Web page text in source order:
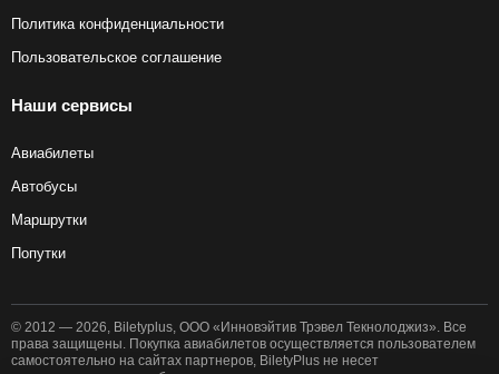
Политика конфиденциальности
Пользовательское соглашение
Наши сервисы
Авиабилеты
Автобусы
Маршрутки
Попутки
© 2012 — 2026, Biletyplus, ООО «Инновэйтив Трэвел Текнолоджиз». Все
права защищены. Покупка авиабилетов осуществляется пользователем
самостоятельно на сайтах партнеров, BiletyPlus не несет